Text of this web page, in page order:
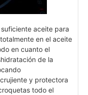
aceite para
en el aceite
en cuanto el
de la
y protectora
todo el